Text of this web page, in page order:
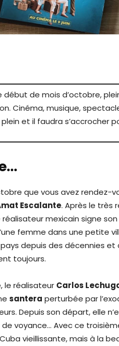
début de mois d’octobre,
Cinéma, musique,
et il faudra s’accrocher
que vous avez rendez-
Escalante. Après le très
réalisateur mexicain signe
femme dans une petite
depuis des décennies
toujours.
le réalisateur Carlos
santera perturbée par
Depuis son départ, elle
de voyance… Avec ce
vieillissante, mais à la